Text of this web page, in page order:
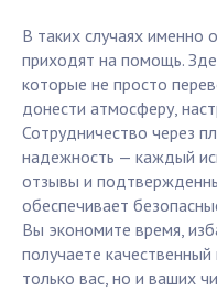
В таких случаях именно
приходят на помощь.
которые не просто
донести атмосферу,
Сотрудничество через
надежность — каждый
отзывы и
обеспечивает
Вы экономите время,
получаете
только вас, но и ваших